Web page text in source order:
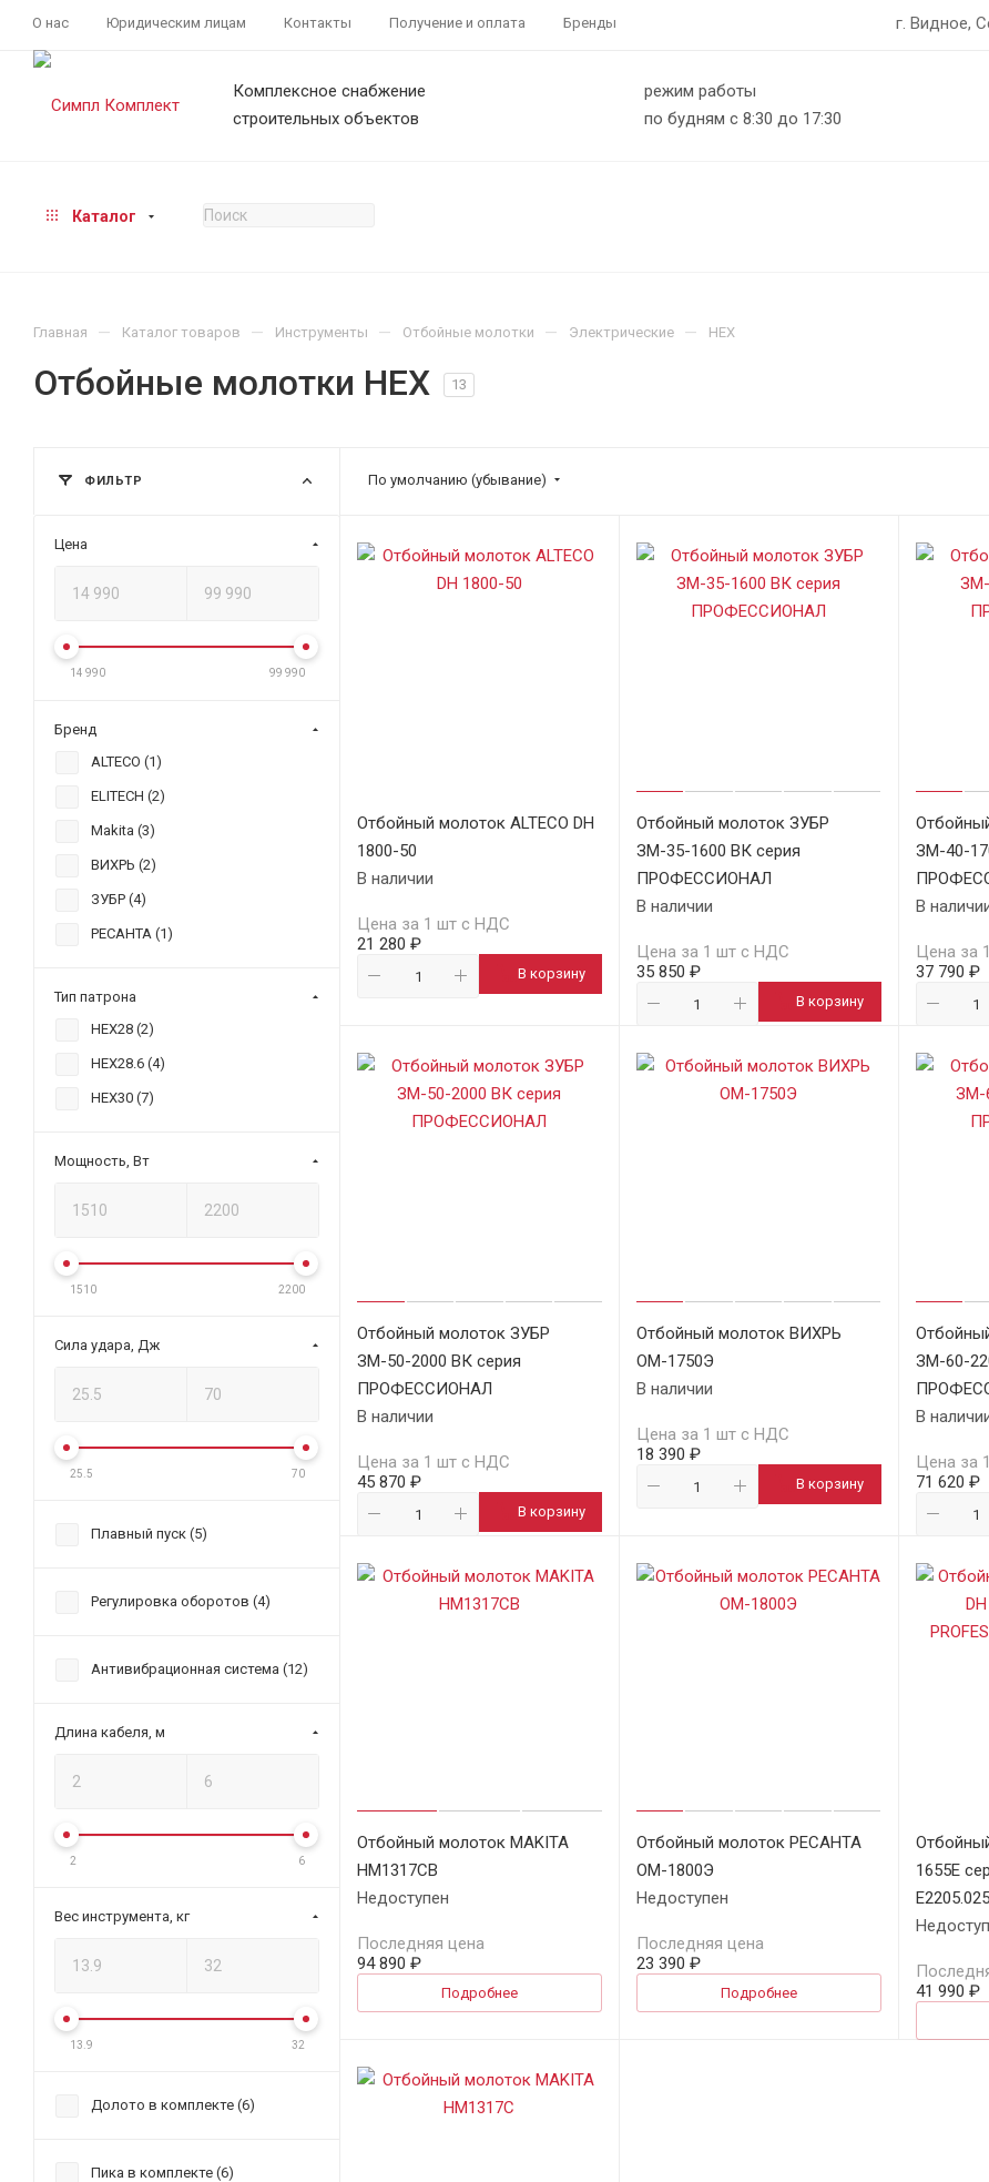
О нас Юридическим лицам Контакты Получение и оплата Бренды г. Видное,
Комплексное снабжение
строительных объектов
режим работы
по будням с 8:30 до 17:30
Каталог
Главная — Каталог товаров — Инструменты — Отбойные молотки — Электрические — HEX
Отбойные молотки HEX 13
По умолчанию (убывание)
Отбойный молоток ALTECO DH
1800-50
В наличии
Цена за 1 шт с НДС
21 280 ₽
В корзину
Отбойный молоток ЗУБР
ЗМ-35-1600 ВК серия
ПРОФЕССИОНАЛ
В наличии
Цена за 1 шт с НДС
35 850 ₽
В корзину
ЗМ-40-
В
Цена за
37 790 ₽
Отбойный молоток ЗУБР
ЗМ-50-2000 ВК серия
ПРОФЕССИОНАЛ
В наличии
Цена за 1 шт с НДС
45 870 ₽
В корзину
Отбойный молоток ВИХРЬ
ОМ-1750Э
В наличии
Цена за 1 шт с НДС
18 390 ₽
В корзину
ЗМ-60-
В
Цена за
71 620 ₽
Отбойный молоток MAKITA
HM1317CB
Недоступен
Последняя цена
94 890 ₽
Подробнее
Отбойный молоток РЕСАНТА
ОМ-1800Э
Недоступен
Последняя цена
23 390 ₽
Подробнее
1655E
41 990 ₽
ФИЛЬТР
Цена
14 990 99 990
Бренд
ALTECO (1)
ELITECH (2)
Makita (3)
ВИХРЬ (2)
ЗУБР (4)
РЕСАНТА (1)
Тип патрона
HEX28 (2)
HEX28.6 (4)
HEX30 (7)
Мощность, Вт
1510 2200
Сила удара, Дж
25.5 70
Плавный пуск (5)
Регулировка оборотов (4)
Антивибрационная система (12)
Длина кабеля, м
2 6
Вес инструмента, кг
13.9 32
Долото в комплекте (6)
Пика в комплекте (6)